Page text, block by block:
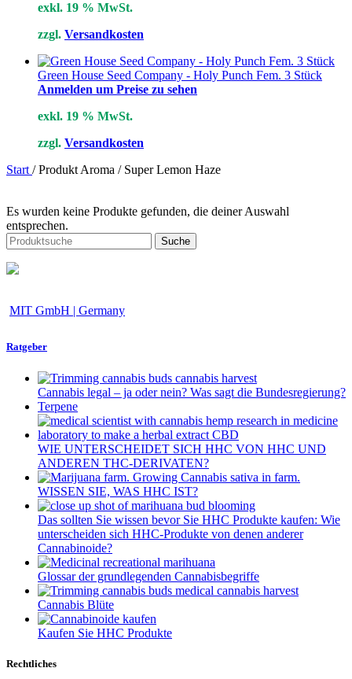
exkl. 19 % MwSt.
zzgl. Versandkosten
Green House Seed Company - Holy Punch Fem. 3 Stück
Anmelden um Preise zu sehen
exkl. 19 % MwSt.
zzgl. Versandkosten
Start / Produkt Aroma / Super Lemon Haze
Es wurden keine Produkte gefunden, die deiner Auswahl
entsprechen.
Suche
MIT GmbH | Germany
Ratgeber
Cannabis legal – ja oder nein? Was sagt die Bundesregierung?
Terpene
WIE UNTERSCHEIDET SICH HHC VON HHC UND
ANDEREN THC-DERIVATEN?
WISSEN SIE, WAS HHC IST?
Das sollten Sie wissen bevor Sie HHC Produkte kaufen: Wie
unterscheiden sich HHC-Produkte von denen anderer
Cannabinoide?
Glossar der grundlegenden Cannabisbegriffe
Cannabis Blüte
Kaufen Sie HHC Produkte
Rechtliches